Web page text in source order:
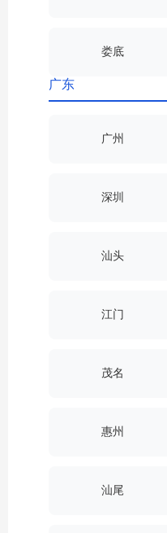
娄底
广东
广州
深圳
汕头
江门
茂名
惠州
汕尾